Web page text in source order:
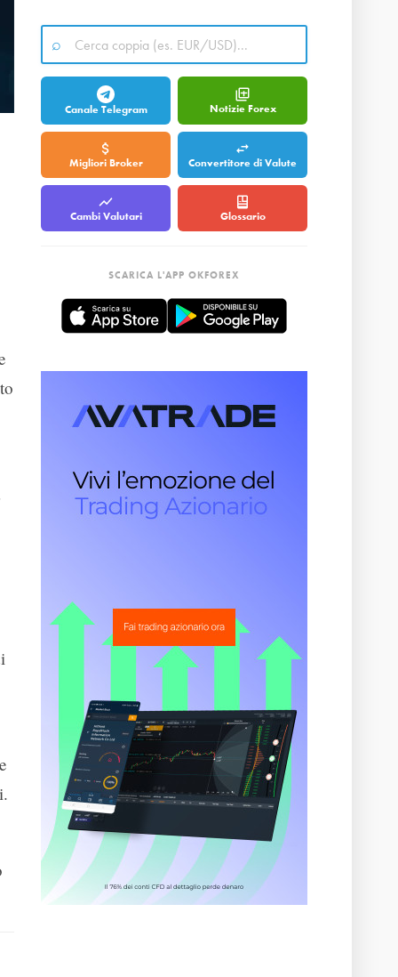
Canale Telegram Notizie Forex
Migliori Broker Convertitore di Valute
Cambi Valutari Glossario
SCARICA L'APP OKFOREX